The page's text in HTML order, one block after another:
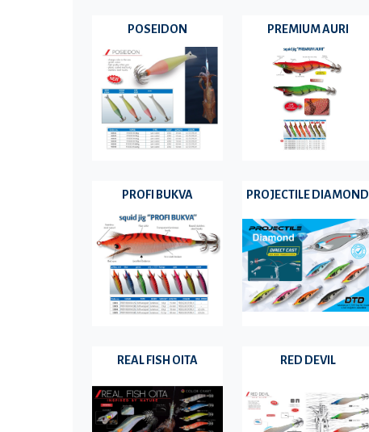
POSEIDON PREMIUM AURI
PROFI BUKVA PROJECTILE DIAMOND
REAL FISH OITA RED DEVIL